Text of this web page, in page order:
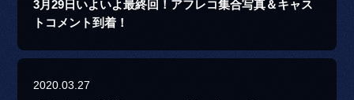
3月29日いよいよ最終回！アフレコ集合写真＆キャス
トコメント到着！
2020.03.27